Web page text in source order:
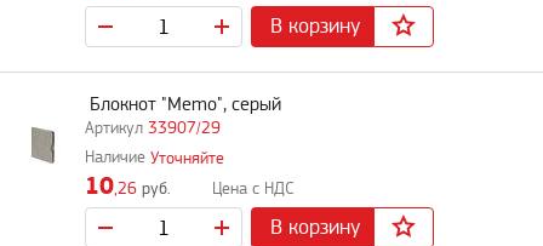
В корзину
33907/29
Блокнот "Memo", серый
Уточняйте
10,26 руб.
В корзину